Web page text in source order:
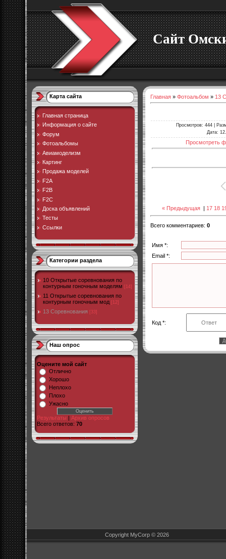
Сайт
Карта сайта
Главная страница
Информация о сайте
Форум
Фотоальбомы
Авиамоделизм
Картинг
Продажа моделей
F2A
F2B
F2C
Доска объявлений
Тесты
Ссылки
Категории раздела
10 Открытые соревнования по
контурным гоночным моделям
[14]
11 Открытые соревнования по
контурным гоночным мод
[12]
13 Соревнования [33]
Наш опрос
Оцените мой сайт
Отлично
Хорошо
Неплохо
Плохо
Ужасно
Результаты | Архив опросов
Всего ответов: 70
Главная » Фотоальбом » 13
Просмотров: 444 |
Дата:
Просмотреть
« Предыдущая | 17 18
Всего комментариев: 0
Имя *:
Email *:
Код *:
Copyright MyCorp © 2026